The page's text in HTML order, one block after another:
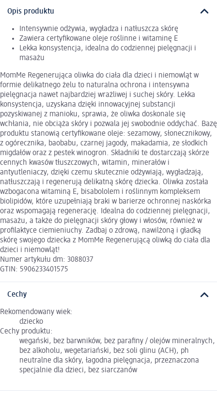
Opis produktu
Intensywnie odżywia, wygładza i natłuszcza skórę
Zawiera certyfikowane oleje roślinne i witaminę E
Lekka konsystencja, idealna do codziennej pielęgnacji i
masażu
MomMe Regenerująca oliwka do ciała dla dzieci i niemowląt w
formie delikatnego żelu to naturalna ochrona i intensywna
pielęgnacja nawet najbardziej wrażliwej i suchej skóry. Lekka
konsystencja, uzyskana dzięki innowacyjnej substancji
pozyskiwanej z manioku, sprawia, że oliwka doskonale się
wchłania, nie obciąża skóry i pozwala jej swobodnie oddychać. Bazę
produktu stanowią certyfikowane oleje: sezamowy, słonecznikowy,
z ogórecznika, baobabu, czarnej jagody, makadamia, ze słodkich
migdałów oraz z pestek winogron. Składniki te dostarczają skórze
cennych kwasów tłuszczowych, witamin, minerałów i
antyutleniaczy, dzięki czemu skutecznie odżywiają, wygładzają,
natłuszczają i regenerują delikatną skórę dziecka. Oliwka została
wzbogacona witaminą E, bisabololem i roślinnym kompleksem
biolipidów, które uzupełniają braki w barierze ochronnej naskórka
oraz wspomagają regenerację. Idealna do codziennej pielęgnacji,
masażu, a także do pielęgnacji skóry głowy i włosów, również w
profilaktyce ciemieniuchy. Zadbaj o zdrową, nawilżoną i gładką
skórę swojego dziecka z MomMe Regenerującą oliwką do ciała dla
dzieci i niemowląt!
Numer artykułu dm: 3088037
GTIN: 5906233401575
Cechy
Rekomendowany wiek:
dziecko
Cechy produktu:
wegański, bez barwników, bez parafiny / olejów mineralnych,
bez alkoholu, wegetariański, bez soli glinu (ACH), ph
neutralne dla skóry, łagodna pielęgnacja, przeznaczona
specjalnie dla dzieci, bez siarczanów